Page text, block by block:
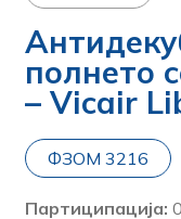
полнето
– Vicair
ФЗОМ 3216
Партиципација: